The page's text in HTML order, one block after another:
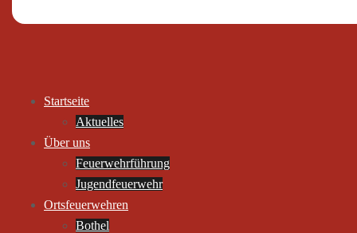
Startseite
Aktuelles
Über uns
Feuerwehrführung
Jugendfeuerwehr
Ortsfeuerwehren
Bothel